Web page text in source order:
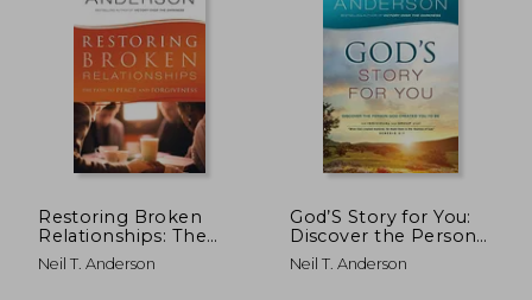
45%
dcto.
40%
dcto.
Restoring Broken
Relationships: The
Path to Peace and
Forgiveness (en
Neil T. Anderson
God’S Story for You:
Discover the Person
god Created you to
be (Victory Series) (en
Neil T. Anderson